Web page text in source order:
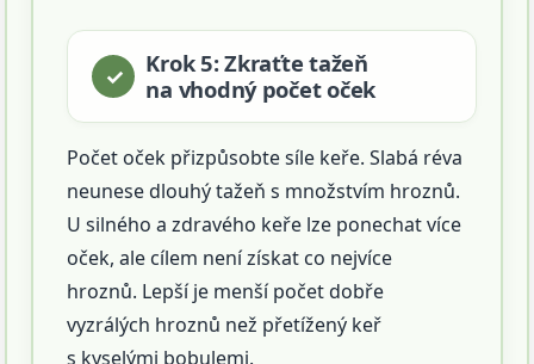
Krok 5: Zkraťte tažeň
na vhodný počet oček
Počet oček přizpůsobte síle keře. Slabá réva
neunese dlouhý tažeň s množstvím hroznů.
U silného a zdravého keře lze ponechat více
oček, ale cílem není získat co nejvíce
hroznů. Lepší je menší počet dobře
vyzrálých hroznů než přetížený keř
s kyselými bobulemi.